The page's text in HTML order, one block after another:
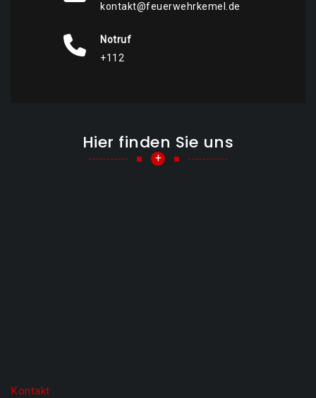
kontakt@feuerwehrkemel.de
Notruf
+112
Hier finden Sie uns
+
Kontakt